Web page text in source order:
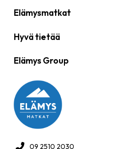
Elämysmatkat
Hyvä tietää
Elämys Group
09 2510 2030